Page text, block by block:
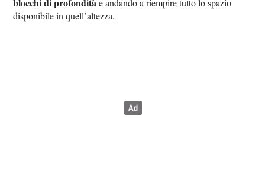
e andando a riempire tutto lo spazio
disponibile in quell’altezza.